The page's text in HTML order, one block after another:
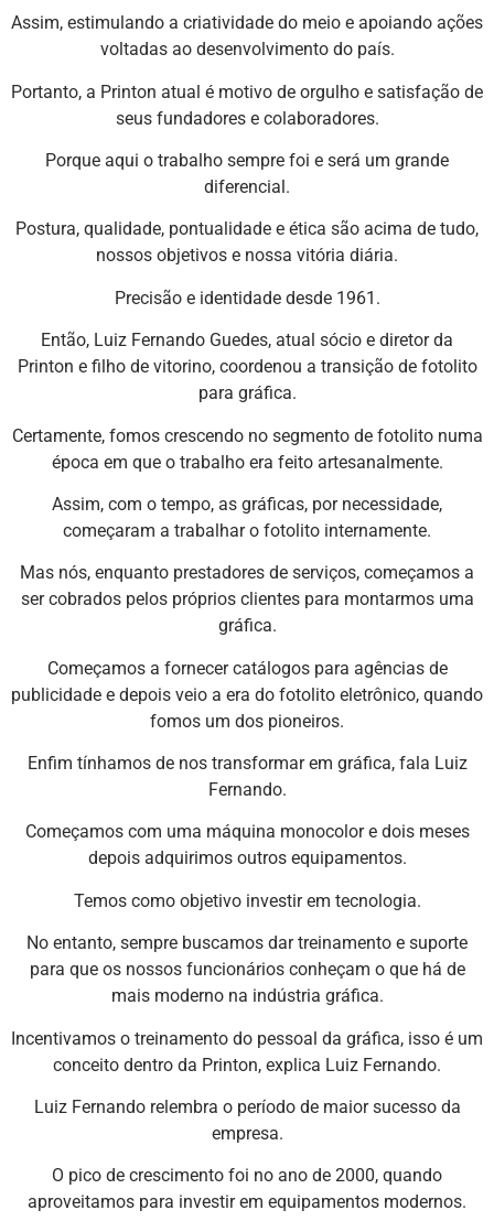
Assim, estimulando a criatividade do meio e apoiando ações
voltadas ao desenvolvimento do país.
Portanto, a Printon atual é motivo de orgulho e satisfação de
seus fundadores e colaboradores.
Porque aqui o trabalho sempre foi e será um grande
diferencial.
Postura, qualidade, pontualidade e ética são acima de tudo,
nossos objetivos e nossa vitória diária.
Precisão e identidade desde 1961.
Então, Luiz Fernando Guedes, atual sócio e diretor da
Printon e filho de vitorino, coordenou a transição de fotolito
para gráfica.
Certamente, fomos crescendo no segmento de fotolito numa
época em que o trabalho era feito artesanalmente.
Assim, com o tempo, as gráficas, por necessidade,
começaram a trabalhar o fotolito internamente.
Mas nós, enquanto prestadores de serviços, começamos a
ser cobrados pelos próprios clientes para montarmos uma
gráfica.
Começamos a fornecer catálogos para agências de
publicidade e depois veio a era do fotolito eletrônico, quando
fomos um dos pioneiros.
Enfim tínhamos de nos transformar em gráfica, fala Luiz
Fernando.
Começamos com uma máquina monocolor e dois meses
depois adquirimos outros equipamentos.
Temos como objetivo investir em tecnologia.
No entanto, sempre buscamos dar treinamento e suporte
para que os nossos funcionários conheçam o que há de
mais moderno na indústria gráfica.
Incentivamos o treinamento do pessoal da gráfica, isso é um
conceito dentro da Printon, explica Luiz Fernando.
Luiz Fernando relembra o período de maior sucesso da
empresa.
O pico de crescimento foi no ano de 2000, quando
aproveitamos para investir em equipamentos modernos.